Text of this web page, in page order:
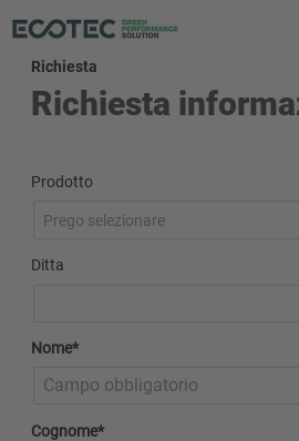
Richiesta
Richiesta
Prodotto
Prego selezionare
Ditta
Nome*
Cognome*